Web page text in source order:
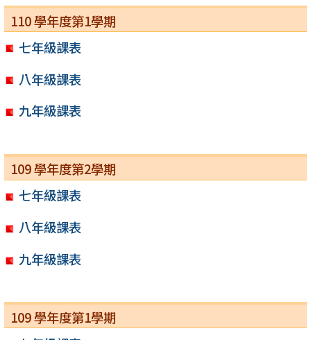
110 學年度第1學期
七年級課表
八年級課表
九年級課表
109 學年度第2學期
七年級課表
八年級課表
九年級課表
109 學年度第1學期